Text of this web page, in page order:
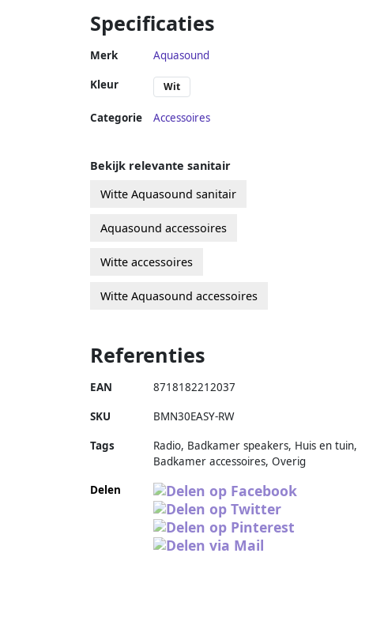
Specificaties
Merk Aquasound
Kleur Wit
Categorie Accessoires
Bekijk relevante sanitair
Witte Aquasound sanitair
Aquasound accessoires
Witte accessoires
Witte Aquasound accessoires
Referenties
EAN 8718182212037
SKU BMN30EASY-RW
Tags
Radio, Badkamer speakers, Huis en tuin,
Badkamer accessoires, Overig
Delen